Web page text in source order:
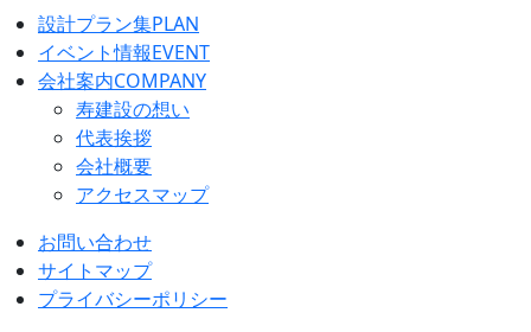
設計プラン集PLAN
イベント情報EVENT
会社案内COMPANY
寿建設の想い
代表挨拶
会社概要
アクセスマップ
お問い合わせ
サイトマップ
プライバシーポリシー